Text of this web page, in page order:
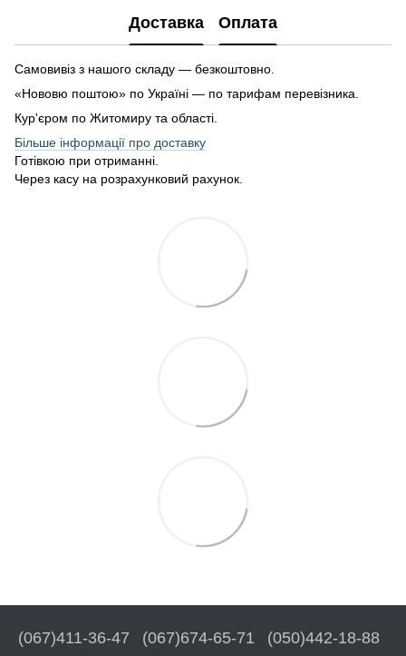
Доставка Оплата
Самовивіз з нашого складу — безкоштовно.
«Нововю поштою» по Україні — по тарифам перевізника.
Кур'єром по Житомиру та області.
Більше інформації про доставку
Готівкою при отриманні.
Через касу на розрахунковий рахунок.
(067)411-36-47 (067)674-65-71 (050)442-18-88